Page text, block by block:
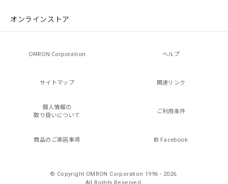
オンラインストア
OMRON Corporation ヘルプ
サイトマップ 関連リンク
個人情報の
取り扱いについて
ご利用条件
商品のご承諾事項 Facebook
© Copyright OMRON Corporation 1996 - 2026.